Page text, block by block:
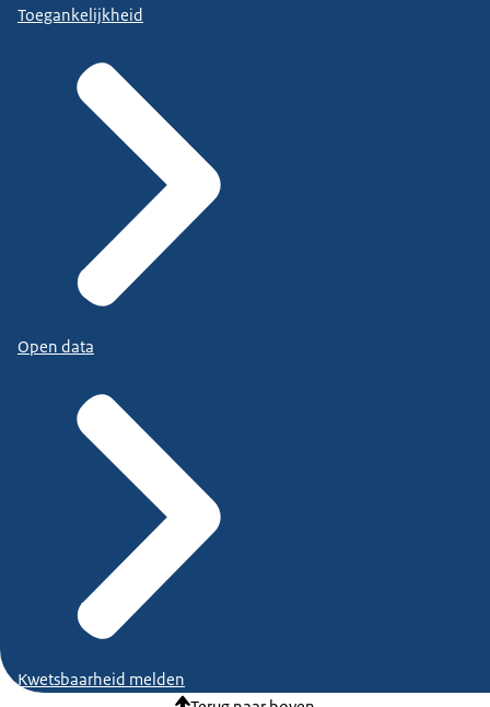
Toegankelijkheid
Open data
Kwetsbaarheid melden